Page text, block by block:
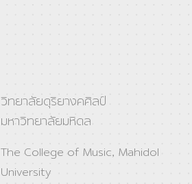
วิทยาลัยดุริยางคศิลป์
มหาวิทยาลัยมหิดล
The College of Music, Mahidol
University